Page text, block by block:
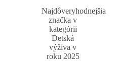
Najdôveryhodnejšia
značka v
kategórii
Detská
výživa v
roku 2025